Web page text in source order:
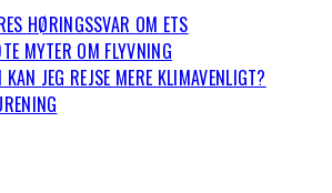
HØRINGSSVAR OM ETS
MYTER OM FLYVNING
JEG REJSE MERE KLIMAVENLIGT?